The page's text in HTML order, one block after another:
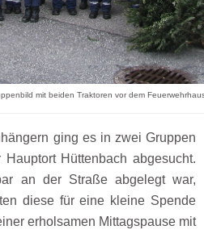
mit beiden Traktoren vor dem
ging es in zwei Gruppen
Hüttenbach abgesucht.
an der Straße abgelegt war,
diese für eine kleine Spende
erholsamen Mittagspause mit